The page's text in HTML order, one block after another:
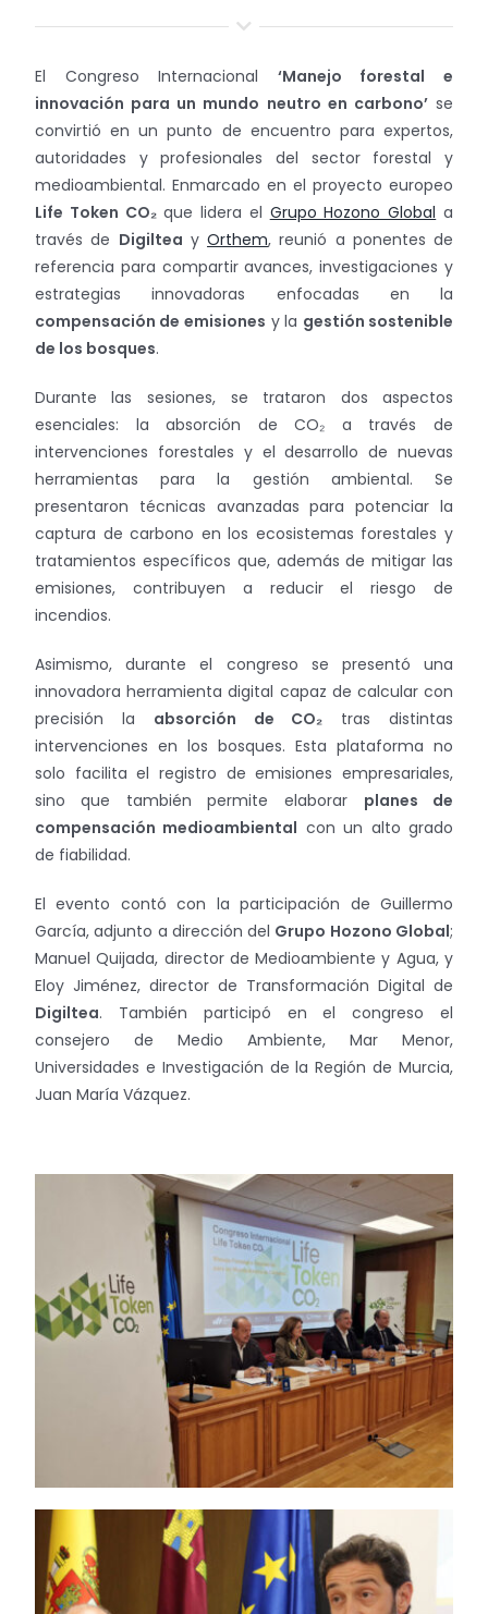
El Congreso Internacional ‘Manejo forestal e
innovación para un mundo neutro en carbono’se
convirtió en un punto de encuentro para expertos,
autoridades y profesionales del sector forestal y
medioambiental. Enmarcado en el proyecto europeo
Life Token CO₂que lidera el Grupo Hozono Global a
través de Digiltea yOrthem, reunió a ponentes de
referencia para compartir avances, investigaciones y
estrategias innovadoras enfocadas en la
compensación de emisiones y la gestión sostenible
de los bosques.
Durante las sesiones, se trataron dos aspectos
esenciales: la absorción de CO₂ a través de
intervenciones forestales y el desarrollo de nuevas
herramientas para la gestión ambiental. Se
presentaron técnicas avanzadas para potenciar la
captura de carbono en los ecosistemas forestales y
tratamientos específicos que, además de mitigar las
emisiones, contribuyen a reducir el riesgo de
incendios.
Asimismo, durante el congreso se presentó una
innovadora herramienta digital capaz de calcular con
precisión la absorción de CO₂ tras distintas
intervenciones en los bosques. Esta plataforma no
solo facilita el registro de emisiones empresariales,
sino que también permite elaborar planes de
compensación medioambiental con un alto grado
de fiabilidad.
El evento contó con la participación de Guillermo
García, adjunto a dirección del Grupo Hozono Global;
Manuel Quijada, director de Medioambiente y Agua, y
Eloy Jiménez, director de Transformación Digital de
Digiltea. También participó en el congreso el
consejero de Medio Ambiente, Mar Menor,
Universidades e Investigación de la Región de Murcia,
Juan María Vázquez.